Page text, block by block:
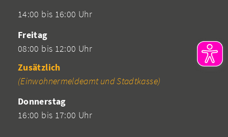
14:00 bis 16:00 Uhr
Freitag
08:00 bis 12:00 Uhr
Zusätzlich
(Einwohnermeldeamt und Stadtkasse)
Donnerstag
16:00 bis 17:00 Uhr